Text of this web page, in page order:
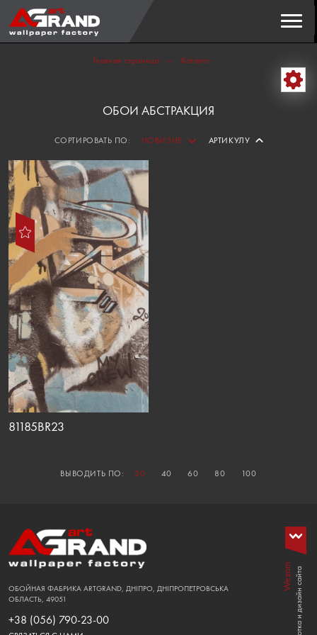
Главная страница Каталог
ОБОИ АБСТРАКЦИЯ
СОРТИРОВАТЬ ПО: НОВИЗНЕ АРТИКУЛУ
81185BR23
ВЫВОДИТЬ ПО: 20 40 60 80 100
ОБОЙНАЯ ФАБРИКА ARTGRAND, ДНІПРО, ДНІПРОПЕТРОВСЬКА
ОБЛАСТЬ, 49051
+38 (056) 790-23-00
WezomРозработка и дизайн сайта